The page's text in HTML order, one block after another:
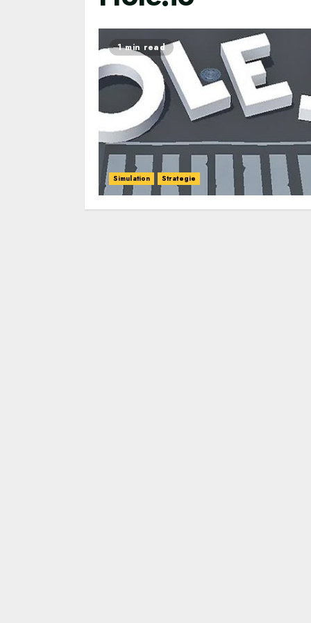
1 min read
Simulation Strategie